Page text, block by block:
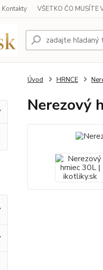
Kontakty VŠETKO ČO MUSÍTE
Úvod HRNCE
Nerezový